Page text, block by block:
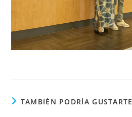
TAMBIÉN PODRÍA GUSTARTE